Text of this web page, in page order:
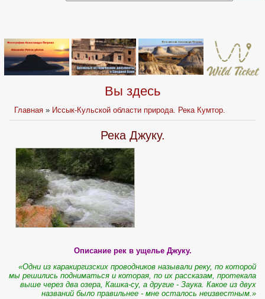
Вы здесь
Главная » Иссык-Кульской области природа. Река Кумтор.
Река Джуку.
Описание рек в ущелье Джуку.
«Одни из каракиргизских проводников называли реку, по которой
мы решились подниматься и которая, по их рассказам, протекала
выше через два озера, Кашка-су, а другие - Заука. Какое из двух
названий было правильнее - мне осталось неизвестным.»